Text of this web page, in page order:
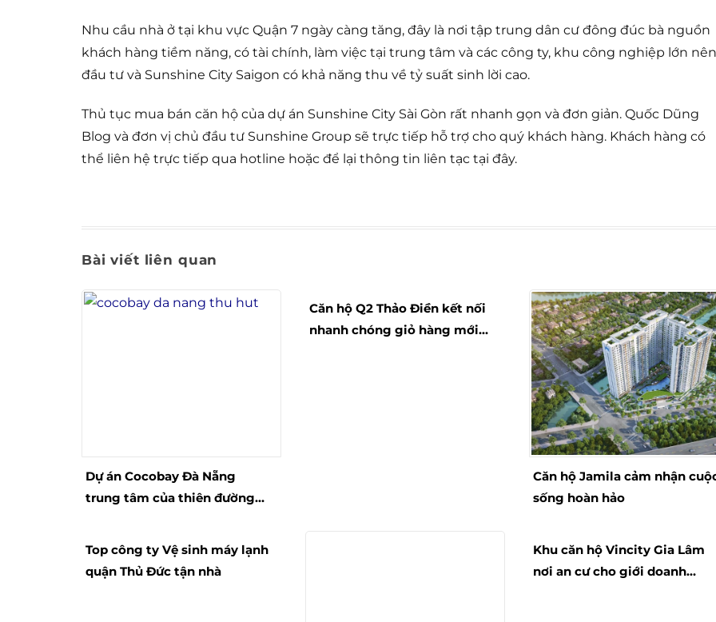
Nhu cầu nhà ở tại khu vực Quận 7 ngày càng tăng, đây là nơi tập trung dân cư đông đúc bà nguồn
khách hàng tiềm năng, có tài chính, làm việc tại trung tâm và các công ty, khu công nghiệp lớn nên
đầu tư và Sunshine City Saigon có khả năng thu về tỷ suất sinh lời cao.
Thủ tục mua bán căn hộ của dự án Sunshine City Sài Gòn rất nhanh gọn và đơn giản. Quốc Dũng
Blog và đơn vị chủ đầu tư Sunshine Group sẽ trực tiếp hỗ trợ cho quý khách hàng. Khách hàng có
thể liên hệ trực tiếp qua hotline hoặc để lại thông tin liên tạc tại đây.
Bài viết liên quan
Dự án Cocobay Đà Nẵng
trung tâm của thiên đường
Căn hộ Q2 Thảo Điền kết nối
nhanh chóng giỏ hàng mới
Căn hộ Jamila cảm nhận
sống hoàn hảo
Top công ty Vệ sinh máy lạnh
quận Thủ Đức tận nhà
Khu căn hộ Vincity Gia Lâm
nơi an cư cho giới doanh